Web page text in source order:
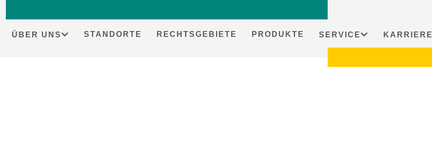
ÜBER UNS STANDORTE RECHTSGEBIETE PRODUKTE SERVICE KARRIERE